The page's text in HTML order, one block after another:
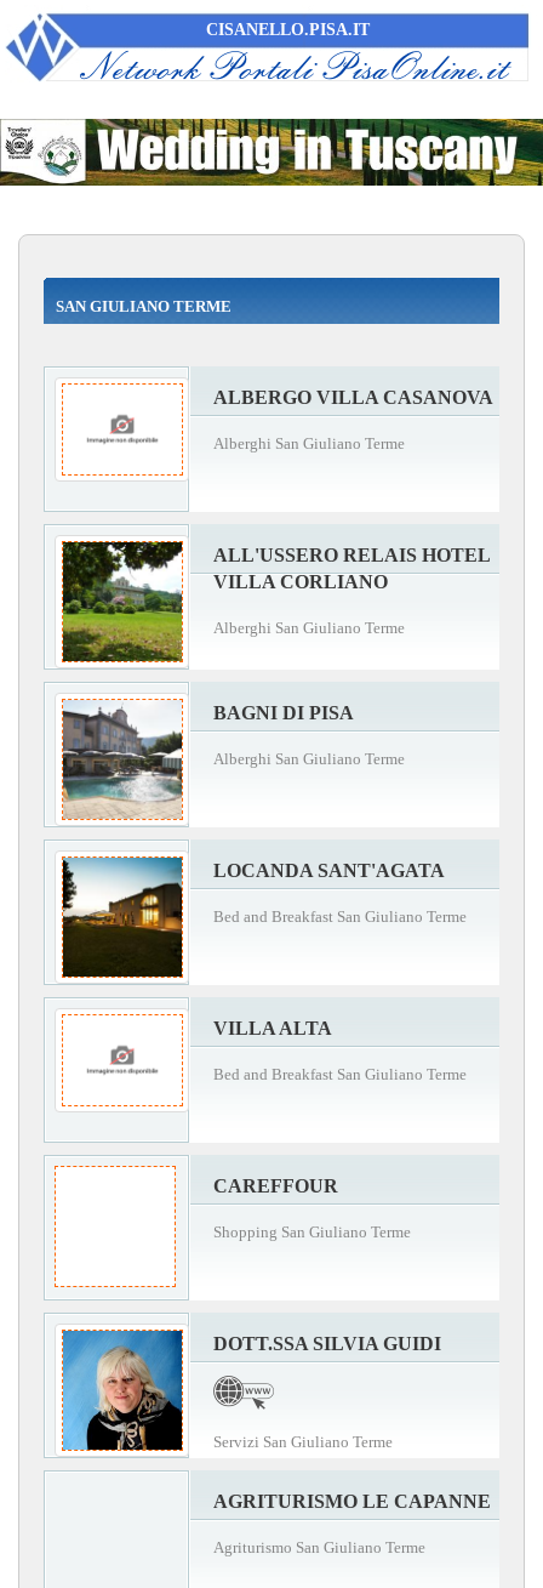
CISANELLO.PISA.IT
SAN GIULIANO TERME
ALBERGO VILLA CASANOVA
Alberghi San Giuliano Terme
ALL'USSERO RELAIS HOTEL
VILLA CORLIANO
Alberghi San Giuliano Terme
BAGNI DI PISA
Alberghi San Giuliano Terme
LOCANDA SANT'AGATA
Bed and Breakfast San Giuliano Terme
VILLA ALTA
Bed and Breakfast San Giuliano Terme
CAREFFOUR
Shopping San Giuliano Terme
DOTT.SSA SILVIA GUIDI
Servizi San Giuliano Terme
AGRITURISMO LE CAPANNE
Agriturismo San Giuliano Terme